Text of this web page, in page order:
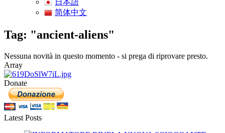
日本語
简体中文
Tag: "ancient-aliens"
Nessuna novità in questo momento - si prega di riprovare presto.
Array
Donate
Latest Posts